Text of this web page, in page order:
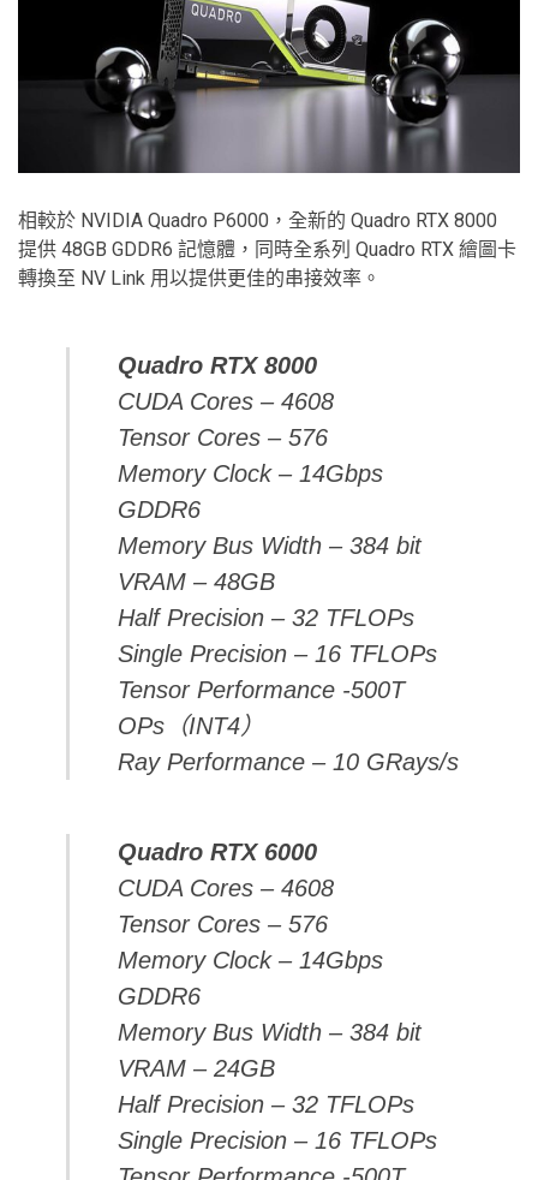
相較於 NVIDIA Quadro P6000，全新的 Quadro RTX 8000
提供 48GB GDDR6 記憶體，同時全系列 Quadro RTX 繪圖卡
轉換至 NV Link 用以提供更佳的串接效率。
Quadro RTX 8000
CUDA Cores – 4608
Tensor Cores – 576
Memory Clock – 14Gbps
GDDR6
Memory Bus Width – 384 bit
VRAM – 48GB
Half Precision – 32 TFLOPs
Single Precision – 16 TFLOPs
Tensor Performance -500T
OPs（INT4）
Ray Performance – 10 GRays/s
Quadro RTX 6000
CUDA Cores – 4608
Tensor Cores – 576
Memory Clock – 14Gbps
GDDR6
Memory Bus Width – 384 bit
VRAM – 24GB
Half Precision – 32 TFLOPs
Single Precision – 16 TFLOPs